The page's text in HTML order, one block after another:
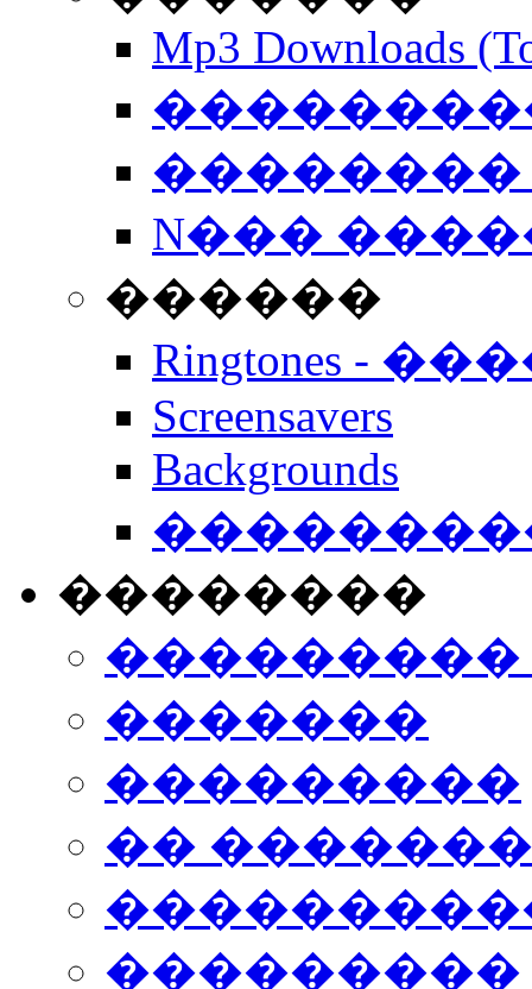
Mp3 Downloads
��������
N���
������
Ringtones -
Screensavers
Backgrounds
��������
���������
�������
���������
��
���������